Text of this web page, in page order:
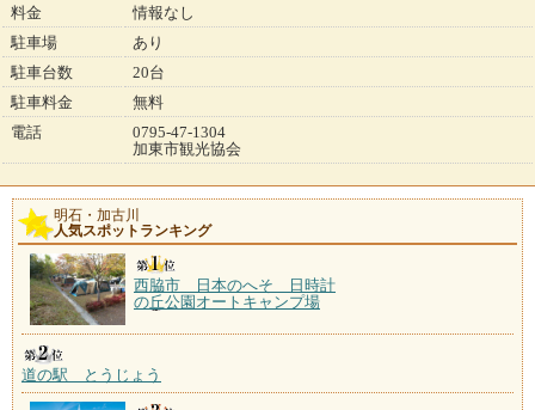
料金
情報なし
駐車場
あり
駐車台数
20台
駐車料金
無料
電話
0795-47-1304
加東市観光協会
明石・加古川
人気スポットランキング
西脇市 日本のへそ 日時計
の丘公園オートキャンプ場
道の駅 とうじょう